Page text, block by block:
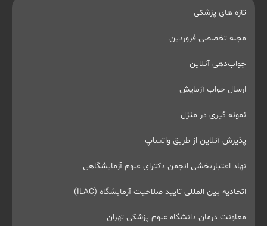
تازه های پزشکی
مجله تخصصی فروردین
جواب‌دهی آنلاین
ارسال جواب آزمایش
نمونه گیری در منزل
پذیرش آنلاین از طریق واتساپ
نهاد اعتباربخشی انجمن دکترای علوم آزمایشگاهی
اتحادیه بین المللی تایید صلاحیت آزمایشگاه (ILAC)
معاونت درمان دانشگاه علوم پزشکی تهران